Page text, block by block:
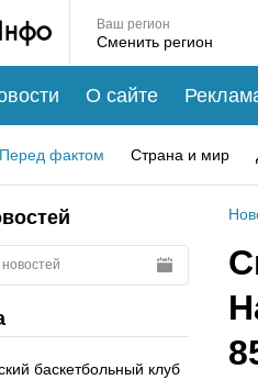
Ваш регион
О сайте
Перед фактом Страна и мир
баскетбольный клуб